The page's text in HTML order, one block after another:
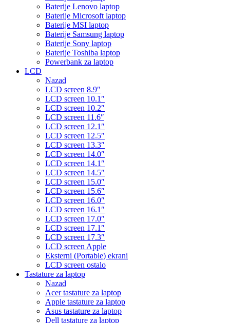
Baterije Lenovo laptop
Baterije Microsoft laptop
Baterije MSI laptop
Baterije Samsung laptop
Baterije Sony laptop
Baterije Toshiba laptop
Powerbank za laptop
LCD
Nazad
LCD screen 8.9″
LCD screen 10.1″
LCD screen 10.2″
LCD screen 11.6″
LCD screen 12.1″
LCD screen 12.5″
LCD screen 13.3″
LCD screen 14.0″
LCD screen 14.1″
LCD screen 14.5″
LCD screen 15.0″
LCD screen 15.6″
LCD screen 16.0″
LCD screen 16.1″
LCD screen 17.0″
LCD screen 17.1″
LCD screen 17.3″
LCD screen Apple
Eksterni (Portable) ekrani
LCD screen ostalo
Tastature za laptop
Nazad
Acer tastature za laptop
Apple tastature za laptop
Asus tastature za laptop
Dell tastature za laptop